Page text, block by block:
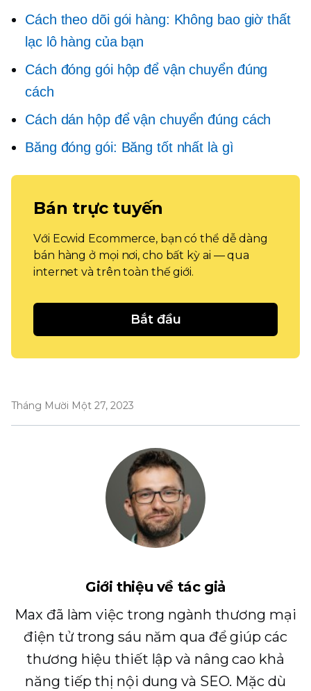
Cách theo dõi gói hàng: Không bao giờ thất
lạc lô hàng của bạn
Cách đóng gói hộp để vận chuyển đúng
cách
Cách dán hộp để vận chuyển đúng cách
Băng đóng gói: Băng tốt nhất là gì
Bán trực tuyến
Với Ecwid Ecommerce, bạn có thể dễ dàng
bán hàng ở mọi nơi, cho bất kỳ ai — qua
internet và trên toàn thế giới.
Bắt đầu
Tháng Mười Một 27, 2023
Giới thiệu về tác giả
Max đã làm việc trong ngành thương mại
điện tử trong sáu năm qua để giúp các
thương hiệu thiết lập và nâng cao khả
năng tiếp thị nội dung và SEO. Mặc dù